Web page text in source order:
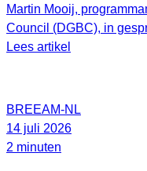
Martin Mooij,
Council (DGBC), in
Lees artikel
BREEAM-NL
14 juli 2026
2 minuten